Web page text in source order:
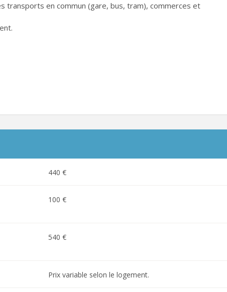
transports en commun (gare, bus, tram), commerces et
440 €
100 €
540 €
Prix variable selon le logement.